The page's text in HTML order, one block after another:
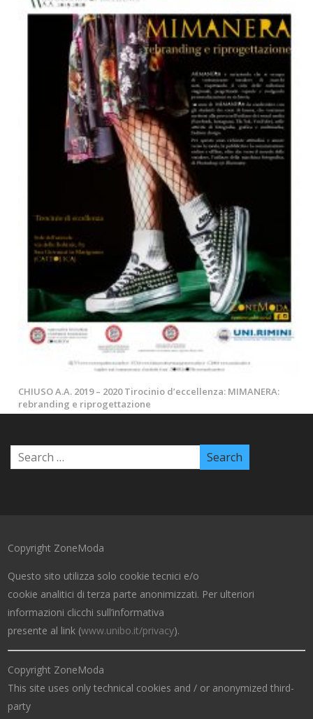
CHIUSO A.A. 2019 – 2020 Tirocinio d’eccellenza: MIMANERA:
rebranding e riprogettazione
Copyright ZoneModa
Questo sito utilizza solo cookie tecnici e/o
cookie analitici di terza parte anonimizzati. Per ulteriori
informazioni clicchi sull’informativa
presente al link (www.unibo.it/privacy).
Copyright ZoneModa
This site uses only technical cookies and / or anonymized third-
party